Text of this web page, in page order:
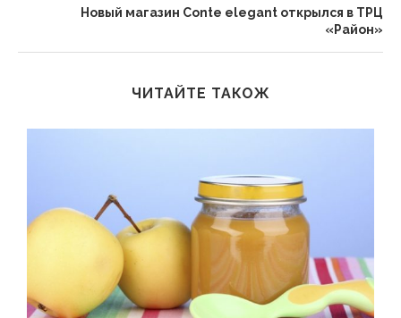
Новый магазин Conte elegant открылся в ТРЦ
«Район»
ЧИТАЙТЕ ТАКОЖ